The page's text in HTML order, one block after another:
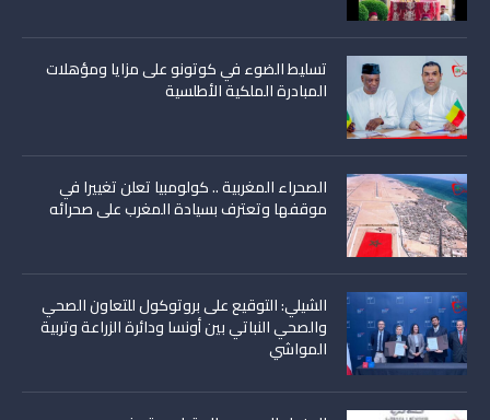
تسليط الضوء في كوتونو على مزايا ومؤهلات
المبادرة الملكية الأطلسية
الصحراء المغربية .. كولومبيا تعلن تغييرا في
موقفها وتعترف بسيادة المغرب على صحرائه
الشيلي: التوقيع على بروتوكول للتعاون الصحي
والصحي النباتي بين أونسا ودائرة الزراعة وتربية
المواشي